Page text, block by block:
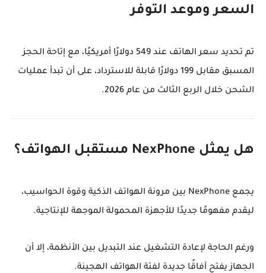
السعر وموعد التوفر
تم تحديد سعر الهاتف عند 549 دولارًا أمريكيًا
، مع إتاحة الحجز
المسبق مقابل 199 دولارًا
قابلة للاسترداد، على أن تبدأ عمليات
الشحن خلال الربع الثالث من عام 2026 .
هل يمثل NexPhone مستقبل الهواتف؟
يجمع NexPhone بين مرونة الهواتف الذكية وقوة الحواسيب،
ليقدم مفهومًا جديدًا للأجهزة المحمولة الموجهة للإنتاجية.
ورغم الحاجة لإعادة التشغيل عند التبديل بين الأنظمة، إلا أن
الجهاز يفتح آفاقًا جديدة لفئة الهواتف الهجينة.